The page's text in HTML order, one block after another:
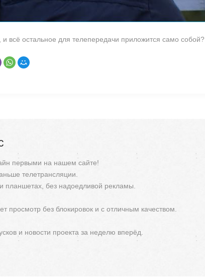
всё остальное для телепередачи приложится само собой?
первыми на нашем сайте!
телетрансляции.
планшетах, без надоедливой рекламы.
просмотр без блокировок и с отличным качеством.
и новости проекта за неделю вперёд.